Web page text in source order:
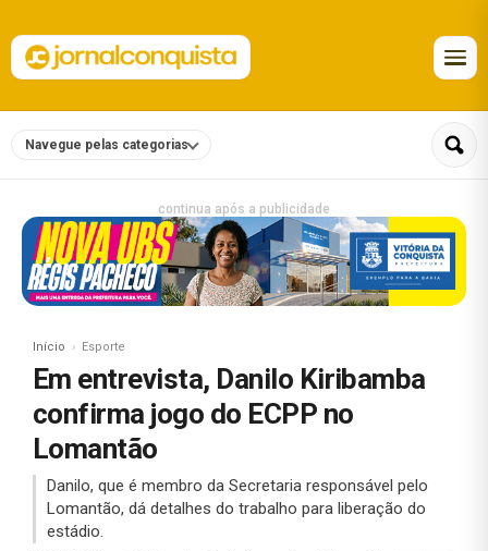
Navegue pelas categorias
continua após a publicidade
Início Esporte
Em entrevista, Danilo Kiribamba
confirma jogo do ECPP no
Lomantão
Danilo, que é membro da Secretaria responsável pelo
Lomantão, dá detalhes do trabalho para liberação do
estádio.